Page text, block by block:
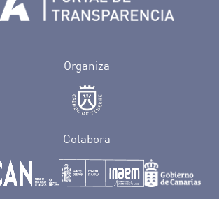
Organiza
Colabora